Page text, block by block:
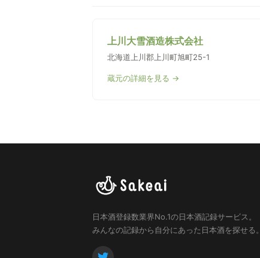
上川大雪酒造株式会社
北海道上川郡上川町旭町25-1
蔵元の詳細を見る →
日本酒登録数業界No.1の日本酒記録サービス。
みんなの記録から自分にあった日本酒を探せる。